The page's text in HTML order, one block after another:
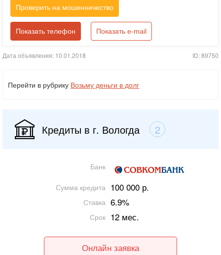
Проверить на мошенничество
Показать телефон Показать e-mail
Дата объявления: 10.01.2018 ID: 89750
Перейти в рубрику Возьму деньги в долг
Кредиты в г. Вологда 2
Банк
Сумма кредита 100 000 р.
Ставка 6.9%
Срок 12 мес.
Онлайн заявка